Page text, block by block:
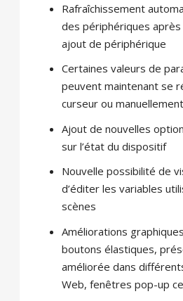
Rafraîchissement
des périphériques
ajout de périphérique
Certaines valeurs de
peuvent maintenant se
curseur ou manuellement
Ajout de nouvelles
sur l’état du dispositif
Nouvelle possibilité de
d’éditer les variables
scènes
Améliorations
boutons élastiques,
améliorée dans
Web, fenêtres pop-up